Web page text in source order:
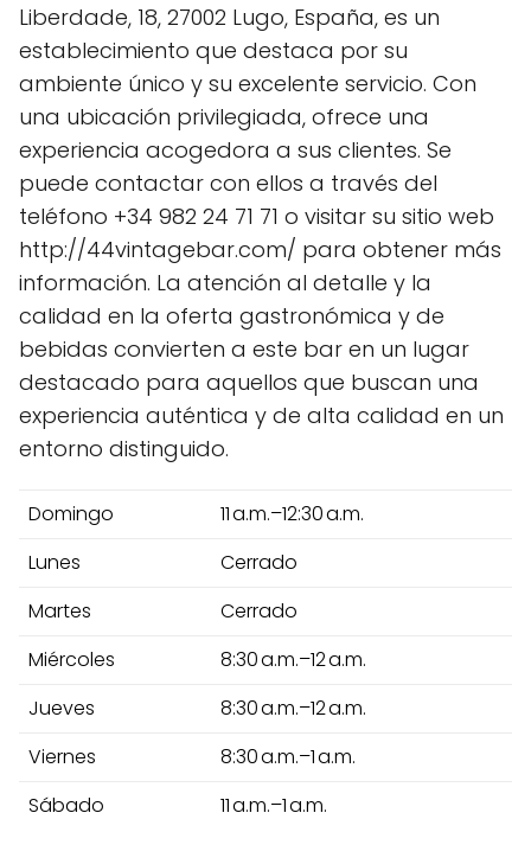
Liberdade, 18, 27002 Lugo, España, es un
establecimiento que destaca por su
ambiente único y su excelente servicio. Con
una ubicación privilegiada, ofrece una
experiencia acogedora a sus clientes. Se
puede contactar con ellos a través del
teléfono +34 982 24 71 71 o visitar su sitio web
http://44vintagebar.com/ para obtener más
información. La atención al detalle y la
calidad en la oferta gastronómica y de
bebidas convierten a este bar en un lugar
destacado para aquellos que buscan una
experiencia auténtica y de alta calidad en un
entorno distinguido.
Domingo
11 a.m.–12:30 a.m.
Lunes
Cerrado
Martes
Cerrado
Miércoles
8:30 a.m.–12 a.m.
Jueves
8:30 a.m.–12 a.m.
Viernes
8:30 a.m.–1 a.m.
Sábado
11 a.m.–1 a.m.